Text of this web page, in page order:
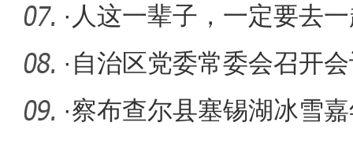
描绘“十
· 人这一辈子，一定要去
· 自治区党委常委会召开
·察布查尔县塞锡湖冰雪